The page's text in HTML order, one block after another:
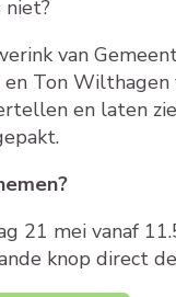
niet?
van
Ton
en laten
21 mei vanaf
knop direct